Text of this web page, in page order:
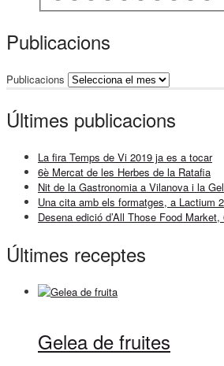
Publicacions
Publicacions
Últimes publicacions
La fira Temps de Vi 2019 ja es a tocar
6è Mercat de les Herbes de la Ratafia
Nit de la Gastronomia a Vilanova i la
Una cita amb els formatges, a Lactium
Desena edició d’All Those Food Market,
Últimes receptes
Gelea de fruites